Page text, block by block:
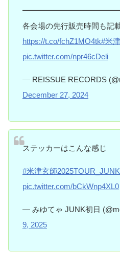
各会場の先行販売時間も記
https://t.co/fchZ1MO4tk#米
pic.twitter.com/npr46cDeli
— REISSUE RECORDS
December 27, 2024
ステッカーはこんな感じ
#米津玄師2025TOUR_JUNK
pic.twitter.com/bCkWnp4XL0
— みゆてゃ JUNK初日
9, 2025